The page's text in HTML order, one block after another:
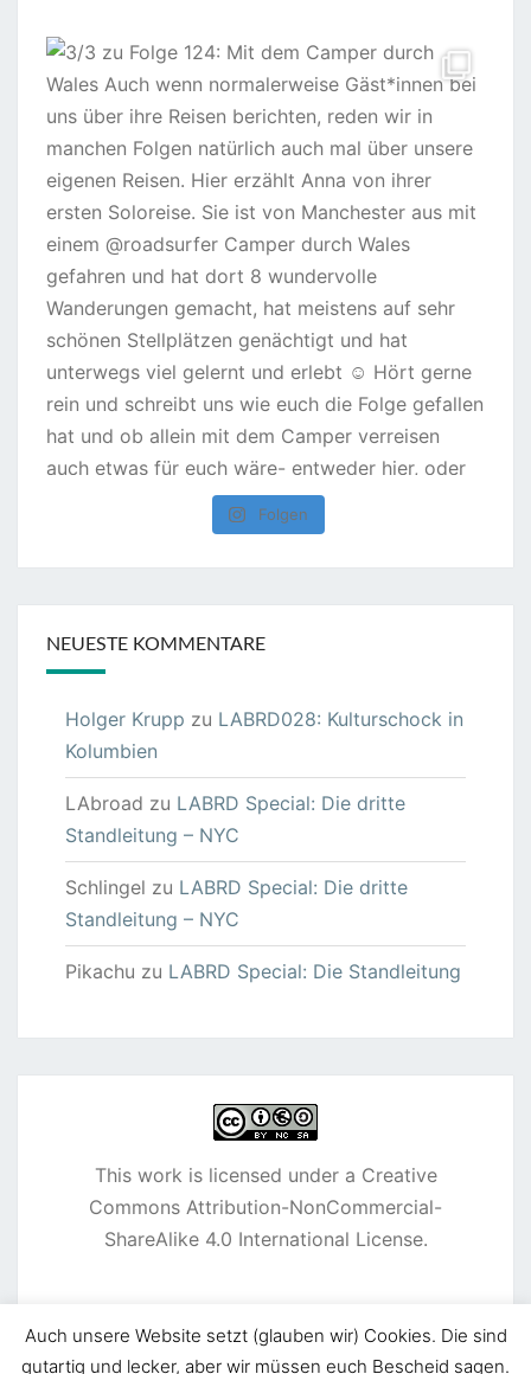
Folgen
NEUESTE KOMMENTARE
Holger Krupp zu LABRD028: Kulturschock in
Kolumbien
LAbroad zu LABRD Special: Die dritte
Standleitung – NYC
Schlingel zu LABRD Special: Die dritte
Standleitung – NYC
Pikachu zu LABRD Special: Die Standleitung
This work is licensed under a Creative
Commons Attribution-NonCommercial-
ShareAlike 4.0 International License.
Auch unsere Website setzt (glauben wir) Cookies. Die sind
gutartig und lecker, aber wir müssen euch Bescheid sagen.